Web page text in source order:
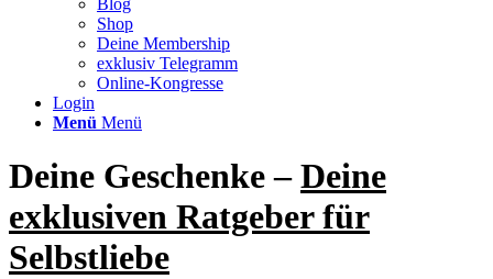
Blog
Shop
Deine Membership
exklusiv Telegramm
Online-Kongresse
Login
Menü Menü
Deine Geschenke –Deine
exklusiven Ratgeber für
Selbstliebe